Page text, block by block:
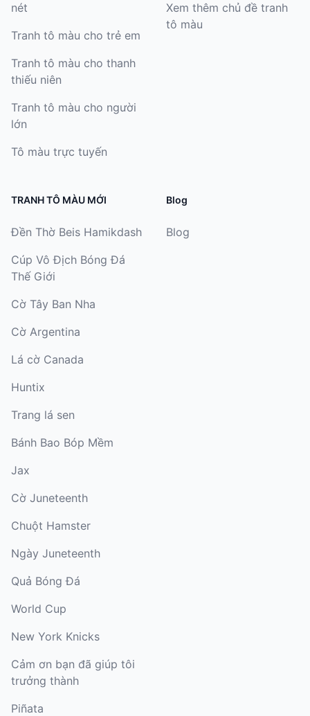
nét
Tranh tô màu cho trẻ em
Tranh tô màu cho thanh
thiếu niên
Tranh tô màu cho người
lớn
Tô màu trực tuyến
Xem thêm chủ đề tranh
tô màu
TRANH TÔ MÀU MỚI
Đền Thờ Beis Hamikdash
Cúp Vô Địch Bóng Đá
Thế Giới
Cờ Tây Ban Nha
Cờ Argentina
Lá cờ Canada
Huntix
Trang lá sen
Bánh Bao Bóp Mềm
Jax
Cờ Juneteenth
Chuột Hamster
Ngày Juneteenth
Quả Bóng Đá
World Cup
New York Knicks
Cảm ơn bạn đã giúp tôi
trưởng thành
Piñata
Blog
Blog